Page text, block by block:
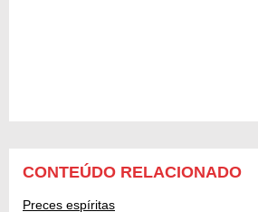
CONTEÚDO RELACIONADO
Preces espíritas